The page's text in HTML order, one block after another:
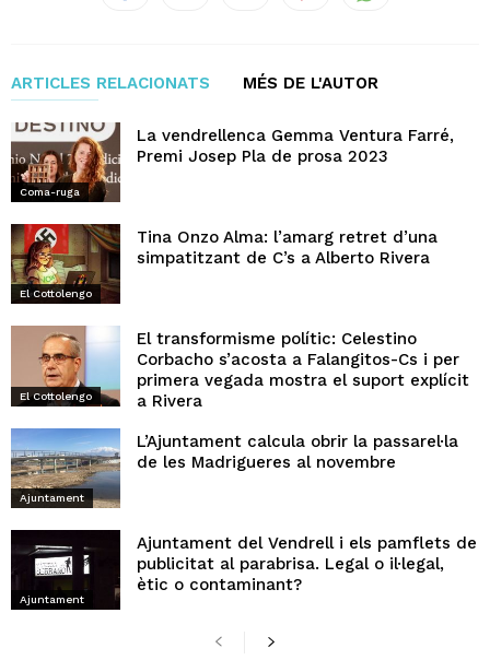
ARTICLES RELACIONATS MÉS DE L'AUTOR
Coma-ruga
La vendrellenca Gemma Ventura Farré,
Premi Josep Pla de prosa 2023
El Cottolengo
Tina Onzo Alma: l’amarg retret d’una
simpatitzant de C’s a Alberto Rivera
El Cottolengo
El transformisme polític: Celestino
Corbacho s’acosta a Falangitos-Cs i per
primera vegada mostra el suport explícit
a Rivera
Ajuntament
L’Ajuntament calcula obrir la passarel·la
de les Madrigueres al novembre
Ajuntament
Ajuntament del Vendrell i els pamflets de
publicitat al parabrisa. Legal o il·legal,
ètic o contaminant?